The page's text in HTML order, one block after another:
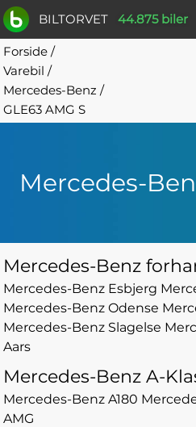
BILTORVET 44.875 biler
Forside /
Varebil /
Mercedes-Benz /
GLE63 AMG S
Mercedes-
Mercedes-Benz
Mercedes-Benz Esbjerg
Mercedes-Benz Odense
Mercedes-Benz Slagelse
Aars
Mercedes-Benz A-
Mercedes-Benz A180
AMG